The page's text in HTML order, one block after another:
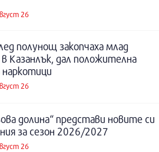
26
полунощ закопчаха млад
Казанлък, дал положителна
наркотици
26
долина“ представи новите си
за сезон 2026/2027
26